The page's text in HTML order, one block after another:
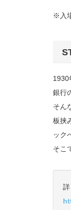
※入
1930
銀行
そん
板挟
ック
そこ